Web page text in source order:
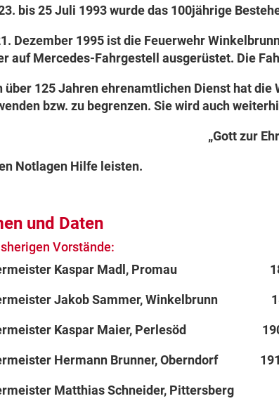
bis 25 Juli 1993 wurde das 100jährige
Dezember 1995 ist die Feuerwehr
auf Mercedes-Fahrgestell ausgerüstet. Die
über 125 Jahren ehrenamtlichen Dienst hat
bzw. zu begrenzen. Sie wird auch
„Gott zur
Notlagen Hilfe leisten.
und Daten
Vorstände:
Kaspar Madl, Promau
Jakob Sammer, Winkelbrunn
Kaspar Maier, Perlesöd
Hermann Brunner, Oberndorf
Matthias Schneider,